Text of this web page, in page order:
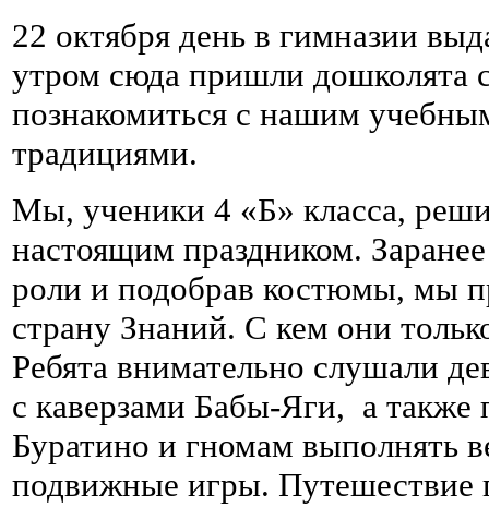
22 октября день в гимназии
утром сюда пришли дошколята
познакомиться с нашим
традициями.
Мы, ученики 4 «Б» класса,
настоящим праздником.
роли и подобрав костюмы, мы
страну Знаний. С кем они
Ребята внимательно слушали
с каверзами Бабы-Яги, а
Буратино и гномам выполнять
подвижные игры. Путешествие